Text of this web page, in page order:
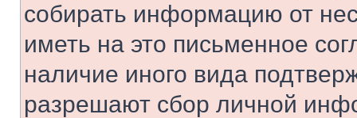
собирать информацию от
иметь на это письменное
наличие иного вида
разрешают сбор личной